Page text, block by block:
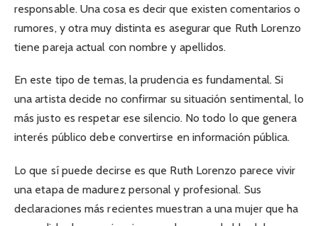
responsable. Una cosa es decir que existen comentarios o
rumores, y otra muy distinta es asegurar que Ruth Lorenzo
tiene pareja actual con nombre y apellidos.
En este tipo de temas, la prudencia es fundamental. Si
una artista decide no confirmar su situación sentimental, lo
más justo es respetar ese silencio. No todo lo que genera
interés público debe convertirse en información pública.
Lo que sí puede decirse es que Ruth Lorenzo parece vivir
una etapa de madurez personal y profesional. Sus
declaraciones más recientes muestran a una mujer que ha